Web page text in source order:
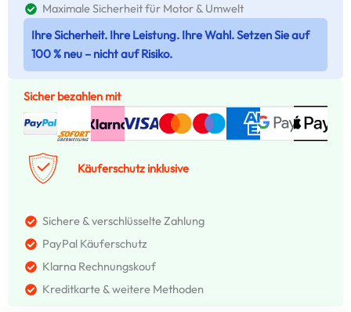
Maximale Sicherheit für Motor & Umwelt
Ihre Sicherheit. Ihre Leistung. Ihre Wahl. Setzen Sie auf
100 % neu – nicht auf Risiko.
Sicher bezahlen mit
Käuferschutz inklusive
Sichere & verschlüsselte Zahlung
PayPal Käuferschutz
Klarna Rechnungskouf
Kreditkarte & weitere Methoden